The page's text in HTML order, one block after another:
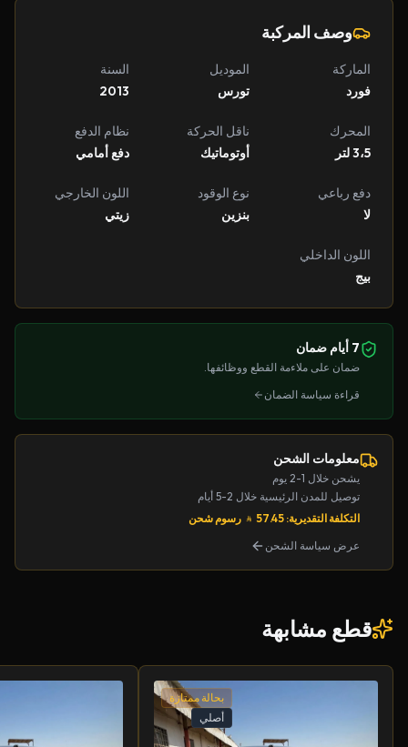
وصف المركبة
الماركة
فورد
الموديل
تورس
السنة
2013
المحرك
3،5 لتر
ناقل الحركة
أوتوماتيك
نظام الدفع
دفع أمامي
دفع رباعي
لا
نوع الوقود
بنزين
اللون الخارجي
زيتي
اللون الداخلي
بيج
7 أيام ضمان
ضمان على ملاءمة القطع ووظائفها.
قراءة سياسة الضمان
معلومات الشحن
يشحن خلال 1-2 يوم
توصيل للمدن الرئيسية خلال 2-5 أيام
التكلفة التقديرية: 57.45
رسوم شحن
عرض سياسة الشحن
قطع مشابهة
بحالة ممتازة
أصلي